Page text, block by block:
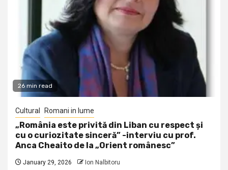
26 min read
Cultural Romani in lume
„România este privită din Liban cu respect și
cu o curiozitate sinceră” -interviu cu prof.
Anca Cheaito de la „Orient românesc”
January 29, 2026 Ion Nalbitoru